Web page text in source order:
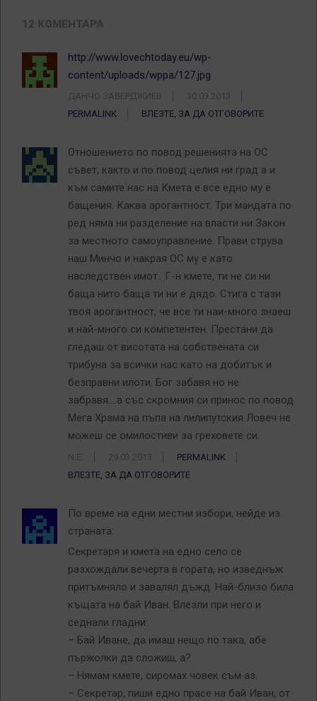
12 КОМЕНТАРА
http://www.lovechtoday.eu/wp-
content/uploads/wppa/127.jpg
ДАНЧО ЗАВЕРДЖИЕВ
30.03.2013
PERMALINK
ВЛЕЗТЕ, ЗА ДА ОТГОВОРИТЕ
Отношението по повод решенията на ОС
съвет, както и по повод целия ни град а и
към самите нас на Кмета е все едно му е
бащения. Каква арогантност. Три мандата по
ред няма ни разделение на власти ни Закон
за местното самоуправление. Прави струва
наш Минчо и накрая ОС му е като
наследствен имот.. Г-н кмете, ти не си ни
баща нито баща ти ни е дядо. Стига с тази
твоя арогантност, че все ти наи-много знаеш
и най-много си компетентен. Престани да
гледаш от висотата на собствената си
трибуна за всички нас като на добитък и
безправни илоти. Бог забавя но не
забравя….а със скромния си принос по повод
Мега Храма на пъпа на лилипутския Ловеч не
можеш се омилостиви за греховете си.
N.E. 29.03.2013
PERMALINK
ВЛЕЗТЕ, ЗА ДА ОТГОВОРИТЕ
По време на едни местни избори, нейде из
страната:
Секретаря и кмета на едно село се
разхождали вечерта в гората, но изведнъж
притъмняло и завалял дъжд. Най-близо била
къщата на бай Иван. Влезли при него и
седнали гладни:
– Бай Иване, да имаш нещо по така, абе
пържолки да сложиш, а?
– Нямам кмете, сиромах човек съм аз.
– Секретар, пиши едно прасе на бай Иван, от